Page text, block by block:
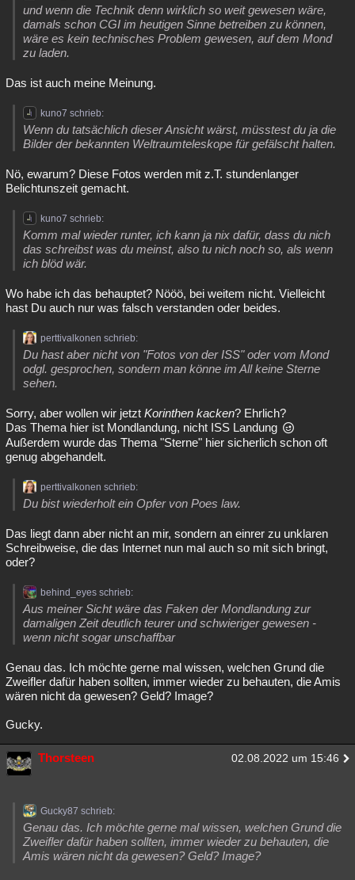
und wenn die Technik denn wirklich so weit gewesen wäre,
damals schon CGI im heutigen Sinne betreiben zu können,
wäre es kein technisches Problem gewesen, auf dem Mond
zu laden.
Das ist auch meine Meinung.
kuno7 schrieb:
Wenn du tatsächlich dieser Ansicht wärst, müsstest du ja die
Bilder der bekannten Weltraumteleskope für gefälscht halten.
Nö, ewarum? Diese Fotos werden mit z.T. stundenlanger
Belichtunszeit gemacht.
kuno7 schrieb:
Komm mal wieder runter, ich kann ja nix dafür, dass du nich
das schreibst was du meinst, also tu nich noch so, als wenn
ich blöd wär.
Wo habe ich das behauptet? Nööö, bei weitem nicht. Vielleicht
hast Du auch nur was falsch verstanden oder beides.
perttivalkonen schrieb:
Du hast aber nicht von "Fotos von der ISS" oder vom Mond
odgl. gesprochen, sondern man könne im All keine Sterne
sehen.
Sorry, aber wollen wir jetzt Korinthen kacken? Ehrlich?
Das Thema hier ist Mondlandung, nicht ISS Landung
Außerdem wurde das Thema "Sterne" hier sicherlich schon oft
genug abgehandelt.
perttivalkonen schrieb:
Du bist wiederholt ein Opfer von Poes law.
Das liegt dann aber nicht an mir, sondern an einrer zu unklaren
Schreibweise, die das Internet nun mal auch so mit sich bringt,
oder?
behind_eyes schrieb:
Aus meiner Sicht wäre das Faken der Mondlandung zur
damaligen Zeit deutlich teurer und schwieriger gewesen -
wenn nicht sogar unschaffbar
Genau das. Ich möchte gerne mal wissen, welchen Grund die
Zweifler dafür haben sollten, immer wieder zu behauten, die Amis
wären nicht da gewesen? Geld? Image?
Gucky.
Thorsteen 02.08.2022 um 15:46
Gucky87 schrieb:
Genau das. Ich möchte gerne mal wissen, welchen Grund die
Zweifler dafür haben sollten, immer wieder zu behauten, die
Amis wären nicht da gewesen? Geld? Image?